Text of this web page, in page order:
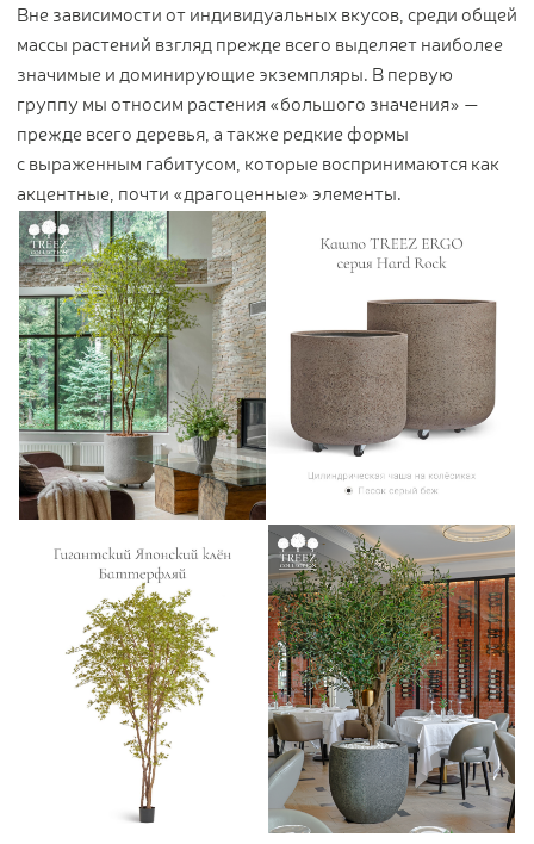
Вне зависимости от индивидуальных вкусов, среди общей
массы растений взгляд прежде всего выделяет наиболее
значимые и доминирующие экземпляры. В первую
группу мы относим растения «большого значения» —
прежде всего деревья, а также редкие формы
с выраженным габитусом, которые воспринимаются как
акцентные, почти «драгоценные» элементы.